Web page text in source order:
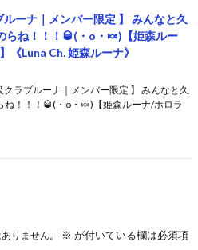
ルーナ｜メンバー限定 】 みんなと久
らね！！！🥃(・o・🍬)【姫森ルー
《Luna Ch. 姫森ルーナ》
クラブルーナ｜メンバー限定 】 みんなと久
ね！！！🥃(・o・🍬)【姫森ルーナ/ホロラ
りません。 ※ が付いている欄は必須項